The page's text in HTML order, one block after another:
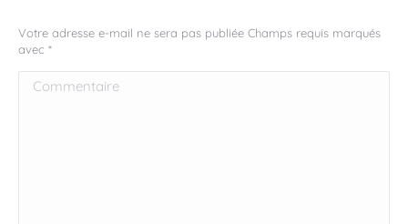
Votre adresse e-mail ne sera pas publiée Champs requis marqués
avec *
Commentaire